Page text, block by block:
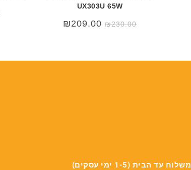
UX303U 65W
₪230.00
המחיר
המקורי
₪209.00
המחיר
הנוכחי
משלוח עד הבית (1-5 ימי עסקים)